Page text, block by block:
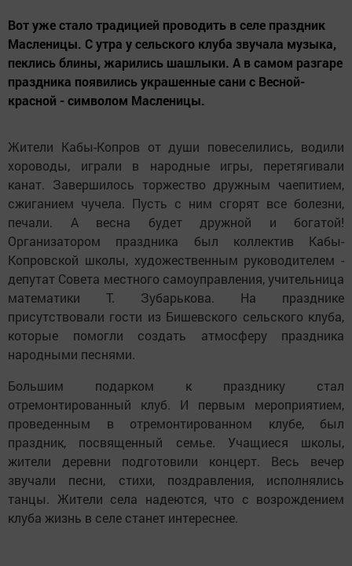
Вот уже стало традицией проводить в селе праздник
Масленицы. С утра у сельского клуба звучала музыка,
пеклись блины, жарились шашлыки. А в самом разгаре
праздника появились украшенные сани с Весной-
красной - символом Масленицы.
Жители Кабы-Копров от души повеселились, водили
хороводы, играли в народные игры, перетягивали
канат. Завершилось торжество дружным чаепитием,
сжиганием чучела. Пусть с ним сгорят все болезни,
печали. А весна будет дружной и богатой!
Организатором праздника был коллектив Кабы-
Копровской школы, художественным руководителем -
депутат Совета местного самоуправления, учительница
математики Т. Зубарькова. На празднике
присутствовали гости из Бишевского сельского клуба,
которые помогли создать атмосферу праздника
народными песнями.
Большим подарком к празднику стал
отремонтированный клуб. И первым мероприятием,
проведенным в отремонтированном клубе, был
праздник, посвященный семье. Учащиеся школы,
жители деревни подготовили концерт. Весь вечер
звучали песни, стихи, поздравления, исполнялись
танцы. Жители села надеются, что с возрождением
клуба жизнь в селе станет интереснее.